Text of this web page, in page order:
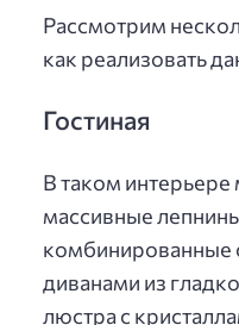
Рассмотрим
как реализовать
Гостиная
В таком
массивные
комбинированные
диванами из
люстра с